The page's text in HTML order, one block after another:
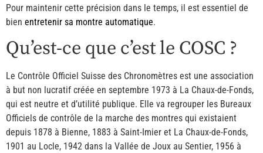
Pour maintenir cette précision dans le temps, il est essentiel de
bien entretenir sa montre automatique.
Qu’est-ce que c’est le COSC ?
Le Contrôle Officiel Suisse des Chronomètres est une association
à but non lucratif créée en septembre 1973 à La Chaux-de-Fonds,
qui est neutre et d’utilité publique. Elle va regrouper les Bureaux
Officiels de contrôle de la marche des montres qui existaient
depuis 1878 à Bienne, 1883 à Saint-Imier et La Chaux-de-Fonds,
1901 au Locle, 1942 dans la Vallée de Joux au Sentier, 1956 à